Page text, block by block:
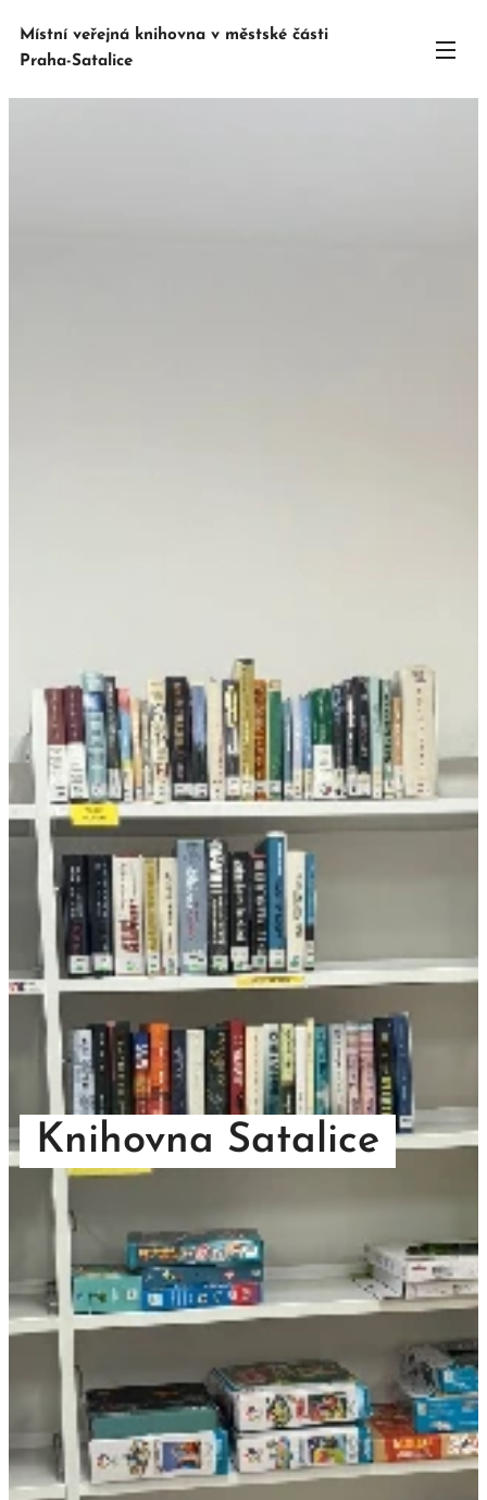
Místní veřejná knihovna v městské části
Praha-Satalice
Knihovna Satalice